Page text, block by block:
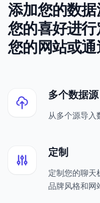
添加您的数
您的喜好进
您的网站或通
多个数据源
从多个源导入
定制
定制您的聊天
品牌风格和网